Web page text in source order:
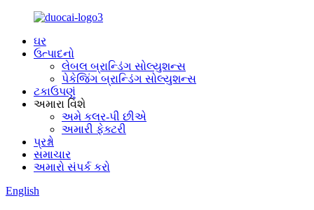
ઘર
ઉત્પાદનો
લેબલ બ્રાન્ડિંગ સોલ્યુશન્સ
પેકેજિંગ બ્રાન્ડિંગ સોલ્યુશન્સ
ટકાઉપણું
અમારા વિશે
અમે કલર-પી છીએ
અમારી ફેક્ટરી
પ્રશ્નો
સમાચાર
અમારો સંપર્ક કરો
English